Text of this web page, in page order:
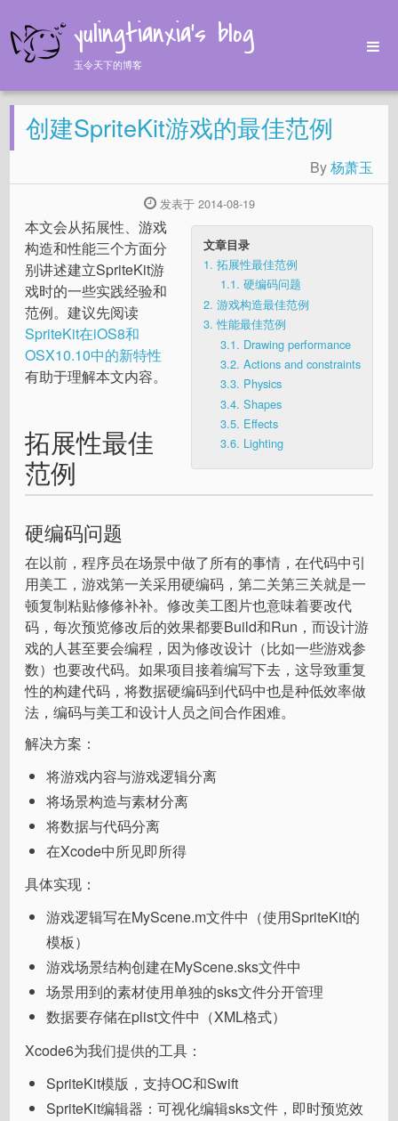
yulingtianxia's blog
玉令天下的博客
Home
Archives
About
创建SpriteKit游戏的最佳范例
By杨萧玉
发表于 2014-08-19
文章目录
1. 拓展性最佳范例
1.1. 硬编码问题
2. 游戏构造最佳范例
3. 性能最佳范例
3.1. Drawing performance
3.2. Actions and constraints
3.3. Physics
3.4. Shapes
3.5. Effects
3.6. Lighting
本文会从拓展性、游戏
构造和性能三个方面分
别讲述建立SpriteKit游
戏时的一些实践经验和
范例。建议先阅读
SpriteKit在iOS8和
OSX10.10中的新特性
有助于理解本文内容。
拓展性最佳
范例
硬编码问题
在以前，程序员在场景中做了所有的事情，在代码中引
用美工，游戏第一关采用硬编码，第二关第三关就是一
顿复制粘贴修修补补。修改美工图片也意味着要改代
码，每次预览修改后的效果都要Build和Run，而设计游
戏的人甚至要会编程，因为修改设计（比如一些游戏参
数）也要改代码。如果项目接着编写下去，这导致重复
性的构建代码，将数据硬编码到代码中也是种低效率做
法，编码与美工和设计人员之间合作困难。
解决方案：
将游戏内容与游戏逻辑分离
将场景构造与素材分离
将数据与代码分离
在Xcode中所见即所得
具体实现：
游戏逻辑写在MyScene.m文件中（使用SpriteKit的
模板）
游戏场景结构创建在MyScene.sks文件中
场景用到的素材使用单独的sks文件分开管理
数据要存储在plist文件中（XML格式）
Xcode6为我们提供的工具：
SpriteKit模版，支持OC和Swift
SpriteKit编辑器：可视化编辑sks文件，即时预览效